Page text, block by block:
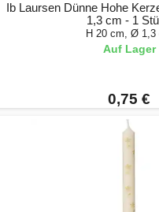
Ib Laursen Dünne Hohe
1,3 cm - 1
H 20 cm, Ø 1,3
Auf Lager
0,75 €